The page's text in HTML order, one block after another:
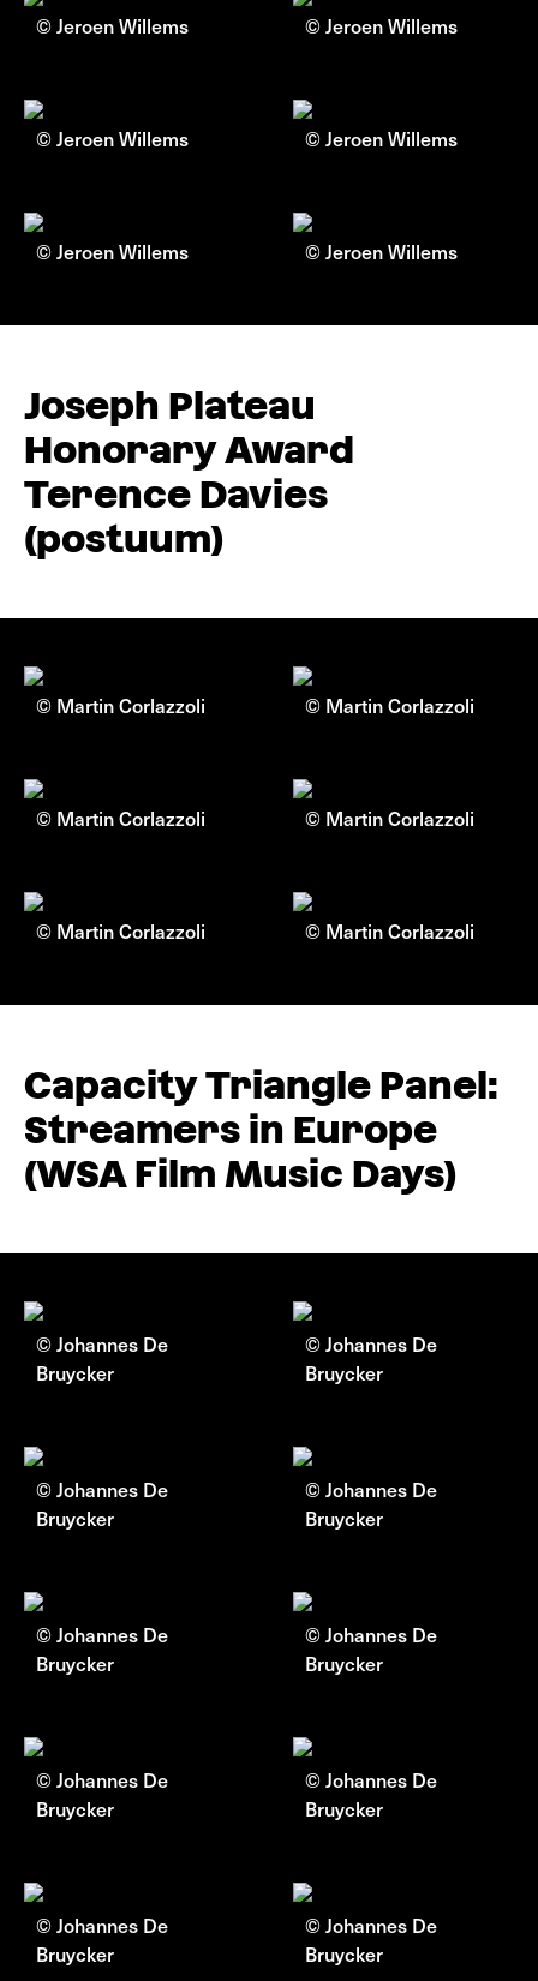
© Jeroen Willems © Jeroen Willems
© Jeroen Willems © Jeroen Willems
© Jeroen Willems © Jeroen Willems
Joseph Plateau
Honorary Award
Terence Davies
(postuum)
© Martin Corlazzoli © Martin Corlazzoli
© Martin Corlazzoli © Martin Corlazzoli
© Martin Corlazzoli © Martin Corlazzoli
Capacity Triangle Panel:
Streamers in Europe
(WSA Film Music Days)
© Johannes De
Bruycker
© Johannes De
Bruycker
© Johannes De
Bruycker
© Johannes De
Bruycker
© Johannes De
Bruycker
© Johannes De
Bruycker
© Johannes De
Bruycker
© Johannes De
Bruycker
© Johannes De
Bruycker
© Johannes De
Bruycker